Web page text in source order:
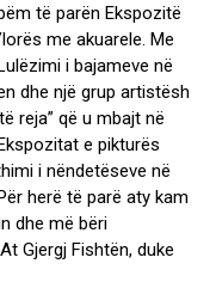
të parën Ekspozitë
me akuarele. Me
i bajameve në
dhe një grup artistësh
reja” që u mbajt në
e pikturës
i nëndetëseve në
herë të parë aty kam
dhe më bëri
Gjergj Fishtën, duke